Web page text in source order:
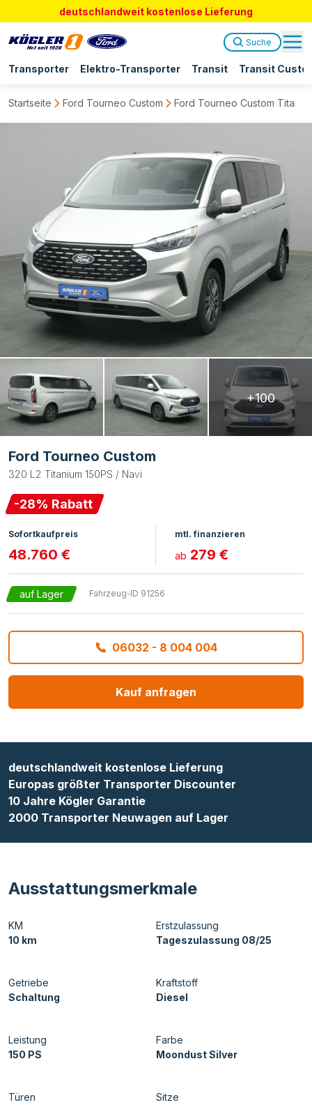
deutschlandweit kostenlose Lieferung
Transporter Elektro-Transporter Transit Transit
Suche
Startseite Ford Tourneo Custom Ford Tourneo Custom
+100
Ford Tourneo Custom
320 L2 Titanium 150PS / Navi
-28% Rabatt
Sofortkaufpreis
48.760 €
mtl. finanzieren
ab 279 €
auf Lager Fahrzeug-ID 91256
06032 - 8 004 004
Kauf anfragen
deutschlandweit kostenlose Lieferung
Europas größter Transporter Discounter
10 Jahre Kögler Garantie
2000 Transporter Neuwagen auf Lager
Ausstattungsmerkmale
KM
10 km
Erstzulassung
Tageszulassung 08/25
Getriebe
Schaltung
Kraftstoff
Diesel
Leistung
150 PS
Farbe
Moondust Silver
Türen
Sitze